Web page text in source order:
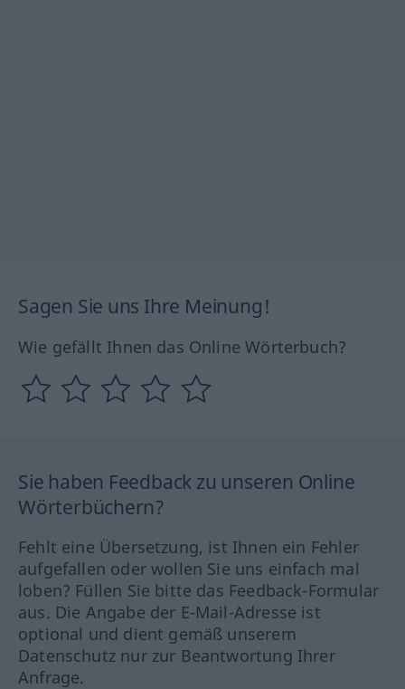
Sagen Sie uns Ihre Meinung!
Wie gefällt Ihnen das Online Wörterbuch?
Sie haben Feedback zu unseren Online
Wörterbüchern?
Fehlt eine Übersetzung, ist Ihnen ein Fehler
aufgefallen oder wollen Sie uns einfach mal
loben? Füllen Sie bitte das Feedback-Formular
aus. Die Angabe der E-Mail-Adresse ist
optional und dient gemäß unserem
Datenschutz nur zur Beantwortung Ihrer
Anfrage.